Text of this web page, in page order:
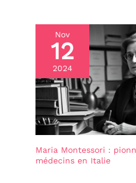
Nov
12
2024
Maria Montessori :
médecins en Italie